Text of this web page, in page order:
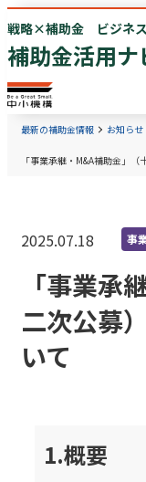
戦略×補助金 ビジネ
補助金活用ナ
最新の補助金情報 お知らせ
「事業承継・M&A補助金」
2025.07.18 事
「事業承
二次公募
いて
1.概要